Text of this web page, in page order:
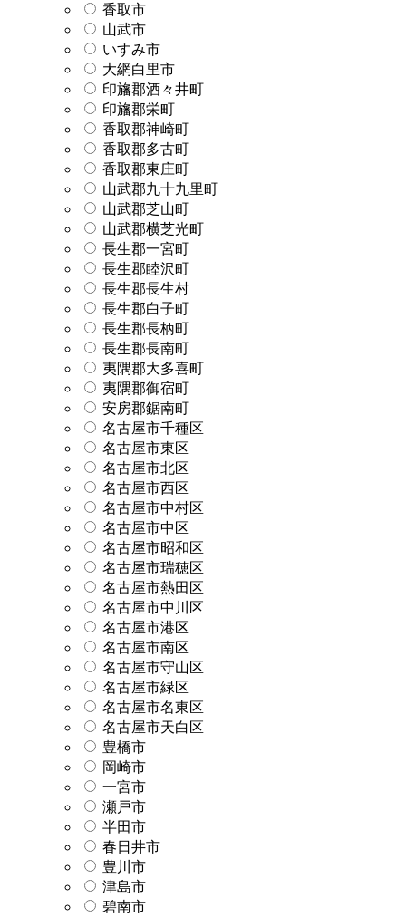
香取市
山武市
いすみ市
大網白里市
印旛郡酒々井町
印旛郡栄町
香取郡神崎町
香取郡多古町
香取郡東庄町
山武郡九十九里町
山武郡芝山町
山武郡横芝光町
長生郡一宮町
長生郡睦沢町
長生郡長生村
長生郡白子町
長生郡長柄町
長生郡長南町
夷隅郡大多喜町
夷隅郡御宿町
安房郡鋸南町
名古屋市千種区
名古屋市東区
名古屋市北区
名古屋市西区
名古屋市中村区
名古屋市中区
名古屋市昭和区
名古屋市瑞穂区
名古屋市熱田区
名古屋市中川区
名古屋市港区
名古屋市南区
名古屋市守山区
名古屋市緑区
名古屋市名東区
名古屋市天白区
豊橋市
岡崎市
一宮市
瀬戸市
半田市
春日井市
豊川市
津島市
碧南市